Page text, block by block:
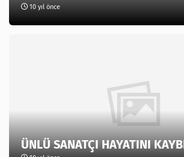
10 yıl önce
ÜNLÜ SANATÇI HAYATINI